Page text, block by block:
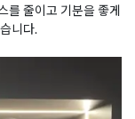
를 줄이고 기분을 좋게
니다.